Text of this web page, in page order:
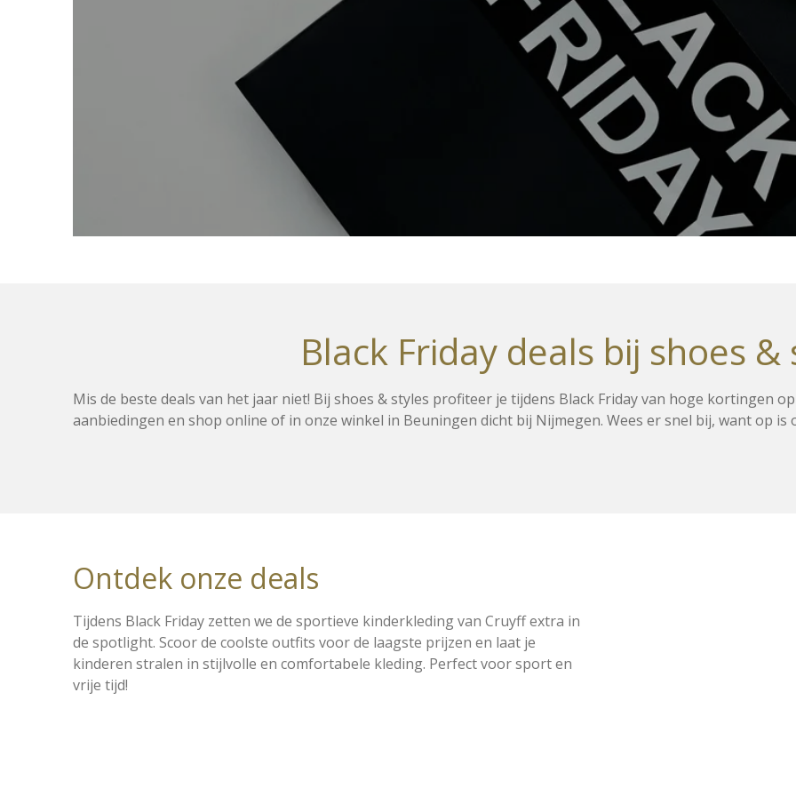
Black Friday deals bij shoes &
Mis de beste deals van het jaar niet! Bij shoes & styles profiteer je tijdens Black Friday van hoge kortingen
aanbiedingen en shop online of in onze winkel in Beuningen dicht bij Nijmegen. Wees er snel bij, want op is
Ontdek onze deals
Tijdens Black Friday zetten we de sportieve kinderkleding van Cruyff extra in
de spotlight. Scoor de coolste outfits voor de laagste prijzen en laat je
kinderen stralen in stijlvolle en comfortabele kleding. Perfect voor sport en
vrije tijd!